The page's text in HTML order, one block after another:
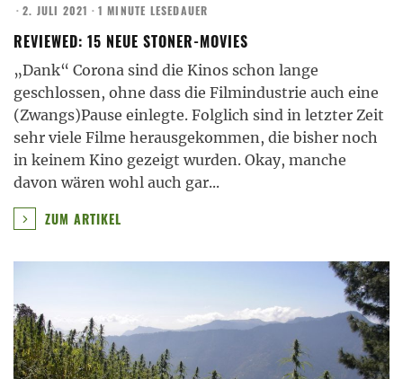
· 2. JULI 2021 · 1 MINUTE LESEDAUER
REVIEWED: 15 NEUE STONER-MOVIES
„Dank“ Corona sind die Kinos schon lange
geschlossen, ohne dass die Filmindustrie auch eine
(Zwangs)Pause einlegte. Folglich sind in letzter Zeit
sehr viele Filme herausgekommen, die bisher noch
in keinem Kino gezeigt wurden. Okay, manche
davon wären wohl auch gar...
ZUM ARTIKEL